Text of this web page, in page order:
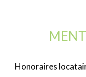
Honoraires